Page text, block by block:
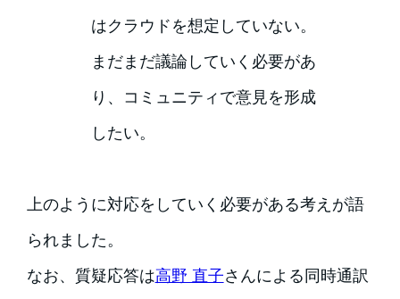
はクラウドを想定していない。
まだまだ議論していく必要があ
り、コミュニティで意見を形成
したい。
上のように対応をしていく必要がある考えが語
られました。
なお、質疑応答は高野 直子さんによる同時通訳